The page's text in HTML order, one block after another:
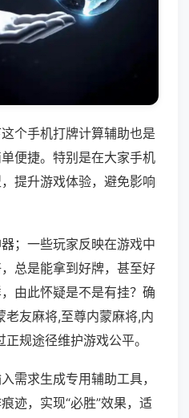
个手机打牌计算辅助也是
便捷。特别是在大家手机
提升游戏体验，避免影响
；一些玩家反映在游戏中
总是能拿到好牌，甚至好
由此怀疑是不是有挂？确
友麻将,至尊内蒙麻将,内
规途径维护游戏公平。
需求生成专用辅助工具，
迹，实现“必胜”效果，适